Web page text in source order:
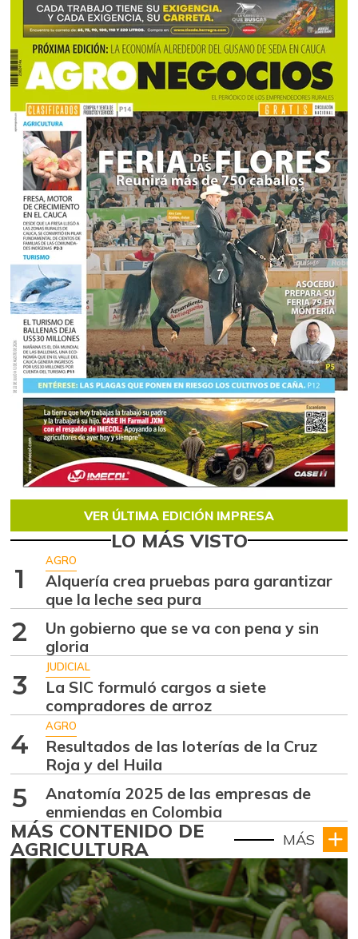
VER ÚLTIMA EDICIÓN IMPRESA
LO MÁS VISTO
1
AGRO
Alquería crea pruebas para garantizar
que la leche sea pura
2
Un gobierno que se va con pena y sin
gloria
3
JUDICIAL
La SIC formuló cargos a siete
compradores de arroz
4
AGRO
Resultados de las loterías de la Cruz
Roja y del Huila
5
Anatomía 2025 de las empresas de
enmiendas en Colombia
MÁS CONTENIDO DE
AGRICULTURA MÁS